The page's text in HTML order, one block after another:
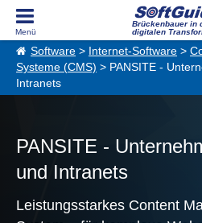
Brückenbauer in
digitalen
Software > Internet-Software >
Systeme (CMS) > PANSITE -
Intranets
PANSITE -
und Intranets
Leistungsstarkes Content